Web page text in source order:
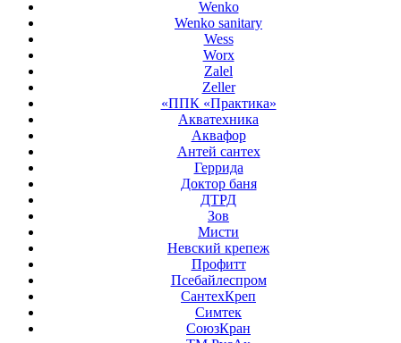
Wenko
Wenko sanitary
Wess
Worx
Zalel
Zeller
«ППК «Практика»
Акватехника
Аквафор
Антей сантех
Геррида
Доктор баня
ДТРД
Зов
Мисти
Невский крепеж
Профитт
Псебайлеспром
СантехКреп
Симтек
СоюзКран